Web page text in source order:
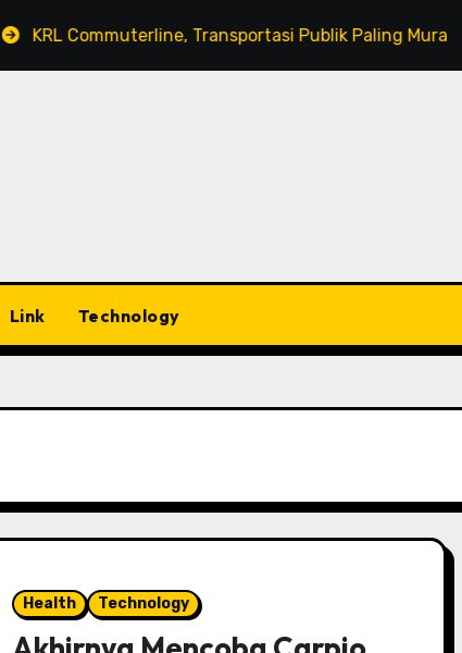
KRL Commuterline, Transportasi Publik Paling Murah!
Link Technology
Health Technology